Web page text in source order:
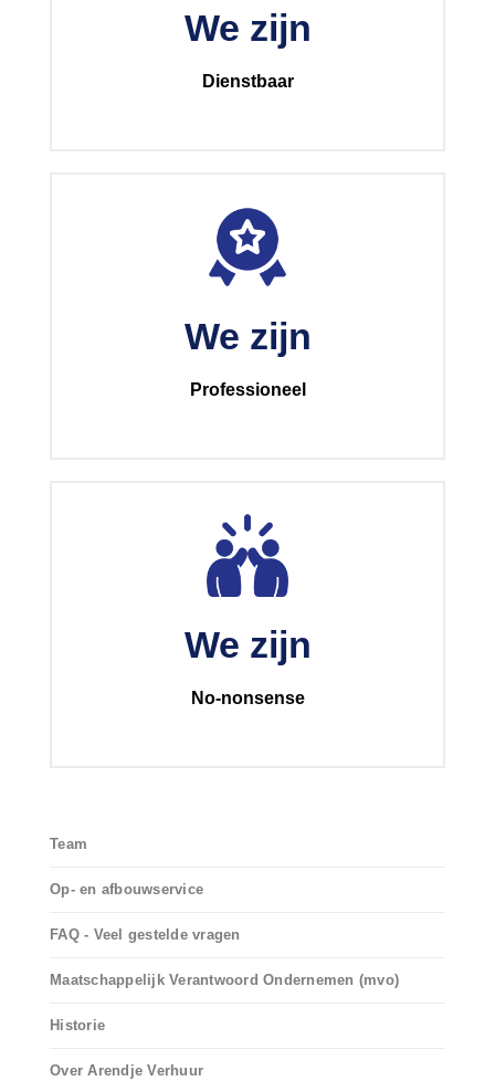
We zijn
Dienstbaar
We zijn
Professioneel
We zijn
No-nonsense
Team
Op- en afbouwservice
FAQ - Veel gestelde vragen
Maatschappelijk Verantwoord Ondernemen (mvo)
Historie
Over Arendje Verhuur